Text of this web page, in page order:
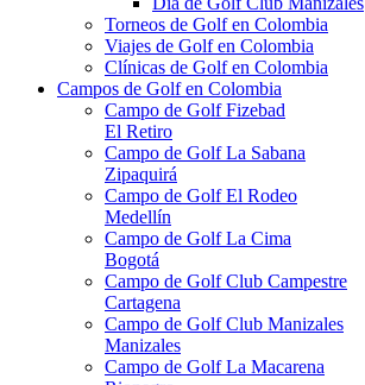
Torneos de Golf en Colombia
Viajes de Golf en Colombia
Clínicas de Golf en Colombia
Campos de Golf en Colombia
Campo de Golf Fizebad
El Retiro
Campo de Golf La Sabana
Zipaquirá
Campo de Golf El Rodeo
Medellín
Campo de Golf La Cima
Bogotá
Campo de Golf Club Campestre
Cartagena
Campo de Golf Club Manizales
Manizales
Campo de Golf La Macarena